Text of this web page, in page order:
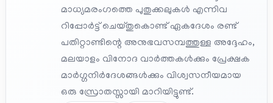
മാധ്യമരംഗത്തെ പുതുക്കലുകൾ എന്നിവ
റിപ്പോർട്ട് ചെയ്തുകൊണ്ട് ഏകദേശം രണ്ട്
പതിറ്റാണ്ടിന്റെ അനുഭവസമ്പത്തുള്ള അദ്ദേഹം,
മലയാളം വിനോദ വാർത്തകൾക്കും പ്രേക്ഷക
മാർഗ്ഗനിർദേശങ്ങൾക്കും വിശ്വസനീയമായ
ഒരു സ്രോതസ്സായി മാറിയിട്ടുണ്ട്.